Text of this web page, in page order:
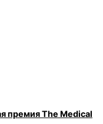
премия The Medical